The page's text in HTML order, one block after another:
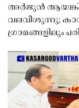
അർജുൻ
വലവീശുന്നു;
ഗ്രാമങ്ങളിലും